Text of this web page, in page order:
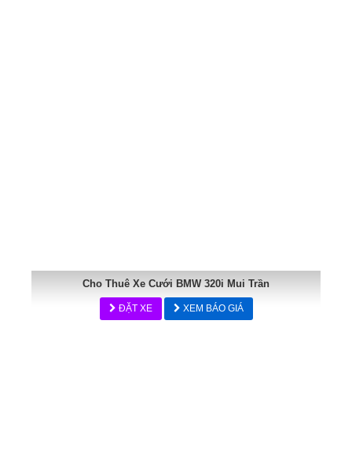
Cho Thuê Xe Cưới BMW 320i Mui Trần
ĐẶT XE XEM BÁO GIÁ